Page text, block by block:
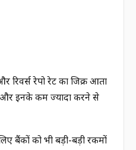
रिवर्स रेपो रेट का जिक्र आता
और इनके कम ज्यादा करने से
बैंकों को भी बड़ी-बड़ी रकमों